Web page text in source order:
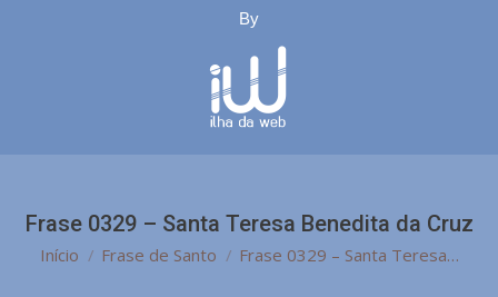
Frase 0329 – Santa Teresa Benedita da Cruz
Você está aqui:
Início Frase de Santo Frase 0329 – Santa Teresa…
By